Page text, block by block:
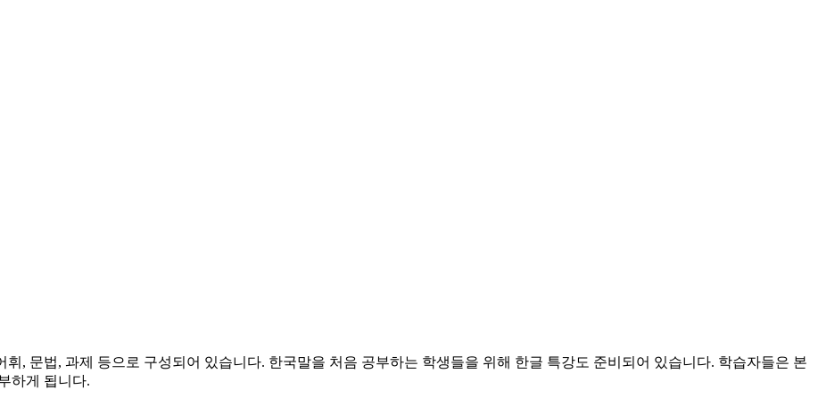
, 문법, 과제 등으로 구성되어 있습니다. 한국말을 처음 공부하는 학생들을 위해 한글 특강도 준비되어 있습니다. 학습자들은 본
하게 됩니다.